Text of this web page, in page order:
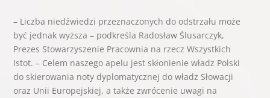
– Liczba niedźwiedzi przeznaczonych do odstrzału może
być jednak wyższa – podkreśla Radosław Ślusarczyk,
Prezes Stowarzyszenie Pracownia na rzecz Wszystkich
Istot. – Celem naszego apelu jest skłonienie władz Polski
do skierowania noty dyplomatycznej do władz Słowacji
oraz Unii Europejskiej, a także zwrócenie uwagi na